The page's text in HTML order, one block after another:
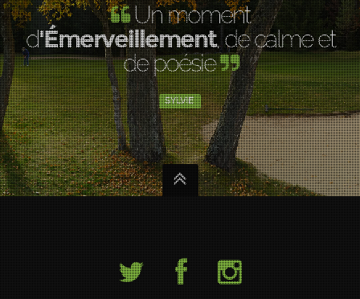
Merci pour la
, des green et la beauté
des lieux